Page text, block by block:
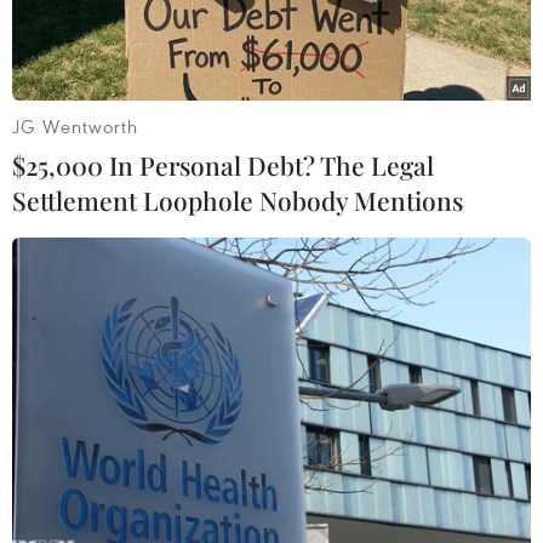
Băng tuyết xuất hiện trên đỉnh Fansipan sáng 6/2. Ảnh minh
họa. (Ảnh: Quốc Khánh/TTXVN)
Ngày 16/2, Văn phòng thường trực Ban Chỉ đạo
Quốc gia về phòng, chống thiên tai đề nghị các
JG Wentworth
$25,000 In Personal Debt? The Legal
Settlement Loophole Nobody Mentions